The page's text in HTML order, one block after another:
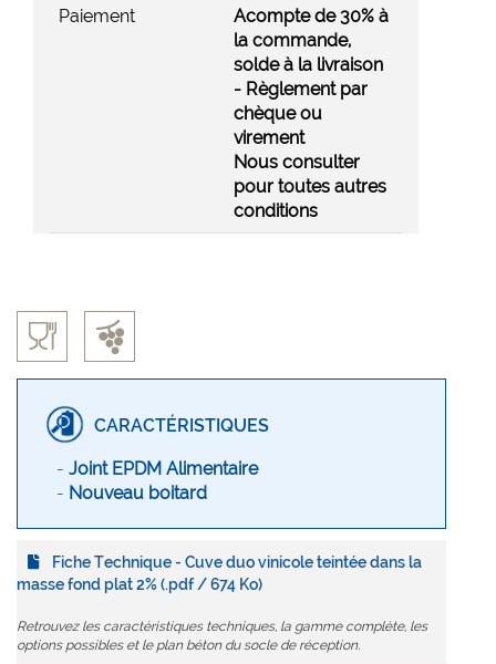
Paiement
Acompte de 30% à
la commande,
solde à la livraison
- Règlement par
chèque ou
virement
Nous consulter
pour toutes autres
conditions
CARACTÉRISTIQUES
- Joint EPDM Alimentaire
- Nouveau boitard
Fiche Technique - Cuve duo vinicole teintée dans la
masse fond plat 2% (.pdf / 674 Ko)
Retrouvez les caractéristiques techniques, la gamme complète, les
options possibles et le plan béton du socle de réception.